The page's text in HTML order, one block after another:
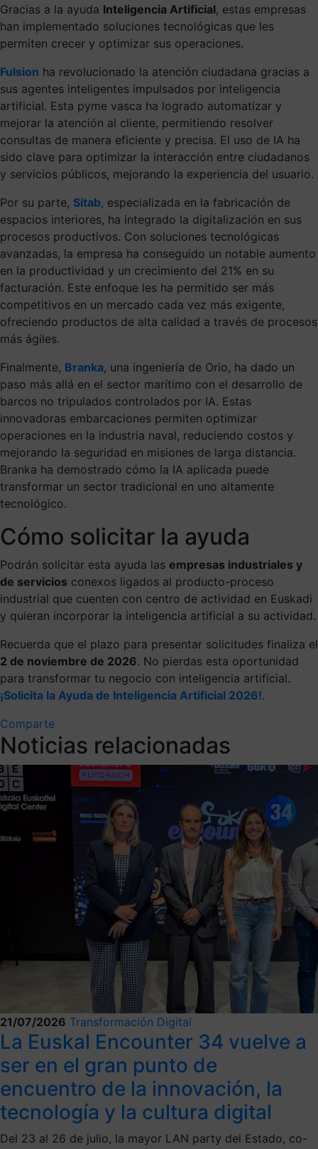
Gracias a la ayuda Inteligencia Artificial, estas empresas
han implementado soluciones tecnológicas que les
permiten crecer y optimizar sus operaciones.
Fulsion ha revolucionado la atención ciudadana gracias a
sus agentes inteligentes impulsados por inteligencia
artificial. Esta pyme vasca ha logrado automatizar y
mejorar la atención al cliente, permitiendo resolver
consultas de manera eficiente y precisa. El uso de IA ha
sido clave para optimizar la interacción entre ciudadanos
y servicios públicos, mejorando la experiencia del usuario.
Por su parte, Sitab, especializada en la fabricación de
espacios interiores, ha integrado la digitalización en sus
procesos productivos. Con soluciones tecnológicas
avanzadas, la empresa ha conseguido un notable aumento
en la productividad y un crecimiento del 21% en su
facturación. Este enfoque les ha permitido ser más
competitivos en un mercado cada vez más exigente,
ofreciendo productos de alta calidad a través de procesos
más ágiles.
Finalmente, Branka, una ingeniería de Orio, ha dado un
paso más allá en el sector marítimo con el desarrollo de
barcos no tripulados controlados por IA. Estas
innovadoras embarcaciones permiten optimizar
operaciones en la industria naval, reduciendo costos y
mejorando la seguridad en misiones de larga distancia.
Branka ha demostrado cómo la IA aplicada puede
transformar un sector tradicional en uno altamente
tecnológico.
Cómo solicitar la ayuda
Podrán solicitar esta ayuda las empresas industriales y
de servicios conexos ligados al producto-proceso
industrial que cuenten con centro de actividad en Euskadi
y quieran incorporar la inteligencia artificial a su actividad.
Recuerda que el plazo para presentar solicitudes finaliza el
2 de noviembre de 2026. No pierdas esta oportunidad
para transformar tu negocio con inteligencia artificial.
¡Solicita la Ayuda de Inteligencia Artificial 2026!​​.
Comparte
Noticias relacionadas
21/07/2026 Transformación Digital
La Euskal Encounter 34 vuelve a
ser en el gran punto de
encuentro de la innovación, la
tecnología y la cultura digital
Del 23 al 26 de julio, la mayor LAN party del Estado, co-